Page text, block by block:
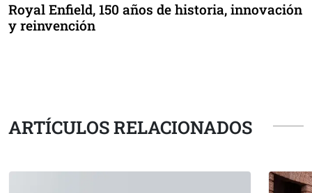
Royal Enfield, 150 años de historia, innovación
y reinvención
ARTÍCULOS RELACIONADOS